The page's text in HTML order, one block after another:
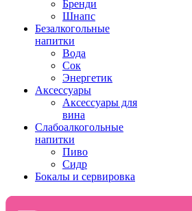
Бренди
Шнапс
Безалкогольные
напитки
Вода
Сок
Энергетик
Аксессуары
Аксессуары для
вина
Слабоалкогольные
напитки
Пиво
Сидр
Бокалы и сервировка